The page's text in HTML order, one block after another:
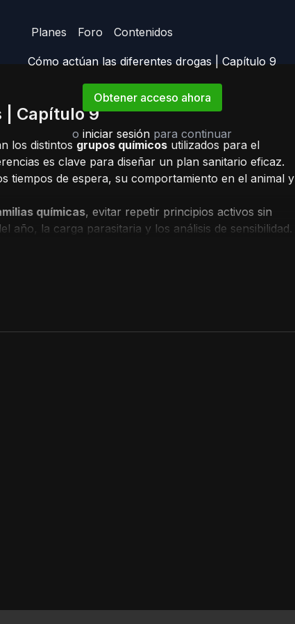
Planes Foro Contenidos
Cómo actúan las diferentes drogas | Capítulo 9
Obtener acceso ahora
o iniciar sesión para continuar
| Capítulo 9
los distintos grupos químicos utilizados para el
es clave para diseñar un plan sanitario eficaz.
tiempos de espera, su comportamiento en el animal y
químicas, evitar repetir principios activos sin
año, la carga parasitaria y los análisis de sensibilidad.
de toda estrategia de control.